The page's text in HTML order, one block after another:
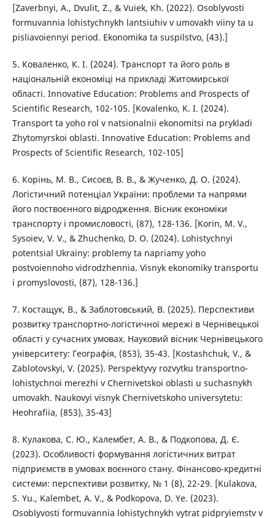
[Zaverbnyi, A., Dvulit, Z., & Vuiek, Kh. (2022). Osoblyvosti
formuvannia lohistychnykh lantsiuhiv v umovakh viiny ta u
pisliavoiennyi period. Ekonomika ta suspilstvo, (43).]
5. Коваленко, К. І. (2024). Транспорт та його роль в
національній економіці на прикладі Житомирської
області. Innovative Education: Problems and Prospects of
Scientific Research, 102-105. [Kovalenko, K. I. (2024).
Transport ta yoho rol v natsionalnii ekonomitsi na prykladi
Zhytomyrskoi oblasti. Innovative Education: Problems and
Prospects of Scientific Research, 102-105]
6. Корінь, М. В., Сисоєв, В. В., & Жученко, Д. О. (2024).
Логістичний потенціал України: проблеми та напрями
його поствоєнного відродження. Вісник економіки
транспорту і промисловості, (87), 128-136. [Korin, M. V.,
Sysoiev, V. V., & Zhuchenko, D. O. (2024). Lohistychnyi
potentsial Ukrainy: problemy ta napriamy yoho
postvoiennoho vidrodzhennia. Visnyk ekonomiky transportu
i promyslovosti, (87), 128-136.]
7. Костащук, В., & Заблотовський, В. (2025). Перспективи
розвитку транспортно-логістичної мережі в Чернівецької
області у сучасних умовах. Науковий вісник Чернівецького
університету: Географія, (853), 35-43. [Kostashchuk, V., &
Zablotovskyi, V. (2025). Perspektyvy rozvytku transportno-
lohistychnoi merezhi v Chernivetskoi oblasti u suchasnykh
umovakh. Naukovyi visnyk Chernivetskoho universytetu:
Heohrafiia, (853), 35-43]
8. Кулакова, С. Ю., Калембет, А. В., & Подкопова, Д. Є.
(2023). Особливості формування логістичних витрат
підприємств в умовах воєнного стану. Фінансово-кредитні
системи: перспективи розвитку, № 1 (8), 22-29. [Kulakova,
S. Yu., Kalembet, A. V., & Podkopova, D. Ye. (2023).
Osoblyvosti formuvannia lohistychnykh vytrat pidpryiemstv v